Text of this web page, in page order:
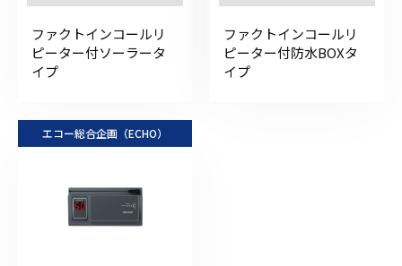
ファクトインコールリ
ピーター付ソーラータ
イプ
ファクトインコールリ
ピーター付防水BOXタ
イプ
エコー総合企画（ECHO）